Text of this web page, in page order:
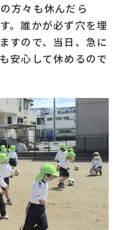
方々も休んだら
。誰かが必ず穴を埋
すので、当日、急に
安心して休めるので